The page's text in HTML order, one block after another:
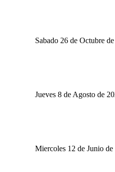
Sabado 26 de Octubre
Jueves 8 de Agosto de
Miercoles 12 de Junio de